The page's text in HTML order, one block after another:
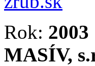
Rok: 2003
MASÍV,